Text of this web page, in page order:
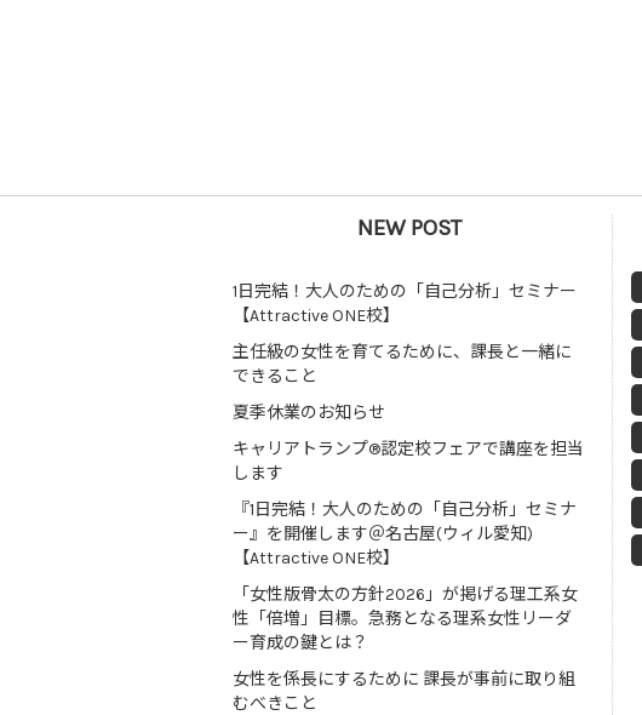
NEW POST
1日完結！大人のための「自己分析」セミナー
【Attractive ONE校】
主任級の女性を育てるために、課長と一緒に
できること
夏季休業のお知らせ
キャリアトランプ®認定校フェアで講座を担当
します
『1日完結！大人のための「自己分析」セミナ
ー』を開催します＠名古屋(ウィル愛知)
【Attractive ONE校】
「女性版骨太の方針2026」が掲げる理工系女
性「倍増」目標。急務となる理系女性リーダ
ー育成の鍵とは？
女性を係長にするために 課長が事前に取り組
むべきこと